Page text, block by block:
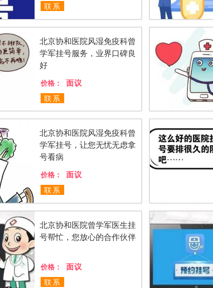
联系
北京协和医院风湿免疫科曾
学军挂号服务，业界口碑良
好
价格：
面议
联系
北京协和医院风湿免疫科曾
学军挂号，让您无忧无虑拿
号看病
价格：
面议
联系
北京协和医院曾学军医生挂
号帮忙，您放心的合作伙伴
价格：
面议
联系